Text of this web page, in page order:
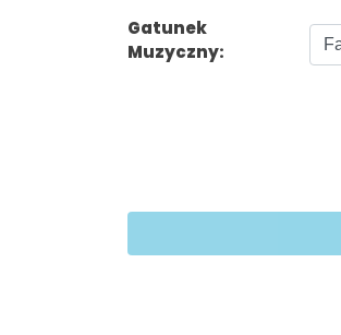
Gatunek
Muzyczny: